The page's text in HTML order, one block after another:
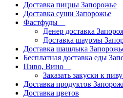
Доставка пиццы Запорожье
Доставка суши Запорожье
Фастфуды
Денер доставка
Доставка шаурмы
Доставка шашлыка
Бесплатная доставка еды
Пиво, Вино
Заказать закуски к
Доставка продуктов
Доставка цветов